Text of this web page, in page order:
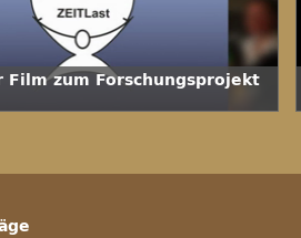
Film zum Forschungsprojekt